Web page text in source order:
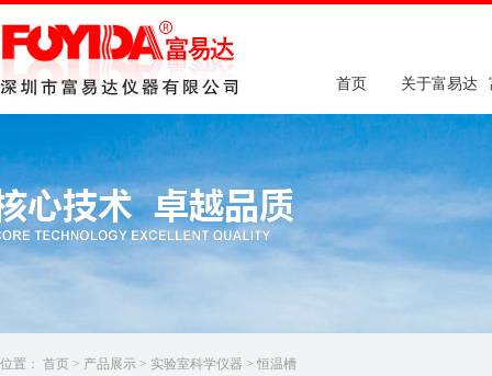
首页 关于富易达
位置： 首页 > 产品展示 > 实验室科学仪器 > 恒温槽